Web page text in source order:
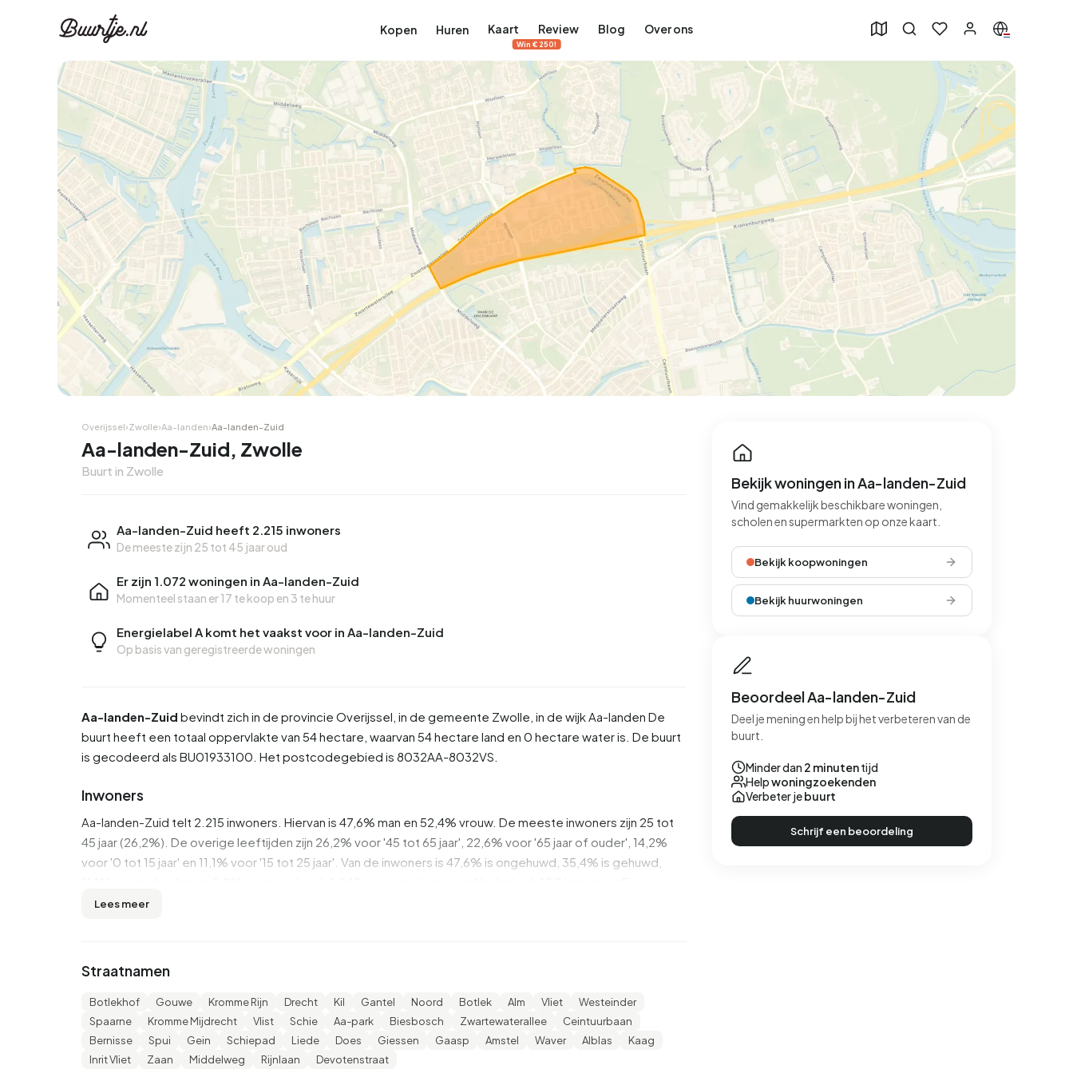
Kopen Huren Kaart Review
Win €250!
Blog Over ons
Overijssel›Zwolle›Aa-landen›Aa-landen-Zuid
Aa-landen-Zuid, Zwolle
Buurt in Zwolle
Aa-landen-Zuid heeft 2.215 inwoners
De meeste zijn 25 tot 45 jaar oud
Er zijn 1.072 woningen in Aa-landen-Zuid
Momenteel staan er17 te koop en 3 te huur
Energielabel A komt het vaakst voor in Aa-landen-Zuid
Op basis van geregistreerde woningen
Aa-landen-Zuid bevindt zich in de provincie Overijssel , in de gemeente Zwolle , in de wijkAa-landen De
buurt heeft een totaal oppervlakte van 54 hectare, waarvan 54 hectare land en 0 hectare water is. De buurt
is gecodeerd als BU01933100. Het postcodegebied is 8032AA-8032VS.
Inwoners
Aa-landen-Zuid telt 2.215 inwoners. Hiervan is 47,6% man en 52,4% vrouw. De meeste inwoners zijn 25 tot
45 jaar (26,2%). De overige leeftijden zijn 26,2% voor '45 tot 65 jaar', 22,6% voor '65 jaar of ouder', 14,2%
voor '0 tot 15 jaar' en 11,1% voor '15 tot 25 jaar'. Van de inwoners is 47,6% is ongehuwd, 35,4% is gehuwd,
570 komen uit landen buiten Europa.
2,0 personen.
In Aa-landen-Zuid zijn er 1.800 inkomensontvangers. Het gemiddelde inkomen per inkomensontvanger is
€29.100, wat €6.700 (19%) lager is dan het nationale gemiddelde van €35.800. Per inwoner ligt het
gemiddelde inkomen op €24.200, wat €5.000 (17%) lager is dan het nationale gemiddelde van €29.200.
De meeste inwoners van Aa-landen-Zuid zijn middelbaar opgeleid. 44,2% heeft HAVO, VWO of MBO 2-4,
Lees meer
Straatnamen
Botlekhof Gouwe Kromme Rijn Drecht Kil Gantel Noord Botlek Alm Vliet
Westeinder
Spaarne
Kromme Mijdrecht Vlist Schie Aa-park Biesbosch Zwartewaterallee
Ceintuurbaan
Bernisse
Spui Gein Schiepad Liede Does Giessen Gaasp Amstel Waver Alblas
Kaag
Inrit Vliet
Zaan Middelweg Rijnlaan Devotenstraat
Bekijk woningen in Aa-landen-Zuid
Vind gemakkelijk beschikbare woningen,
scholen en supermarkten op onze kaart.
Bekijk koopwoningen
Bekijk huurwoningen
Beoordeel Aa-landen-Zuid
Deel je mening en help bij het verbeteren van de
buurt.
Minder dan 2 minutentijd
Helpwoningzoekenden
Verbeter jebuurt
Schrijf een beoordeling